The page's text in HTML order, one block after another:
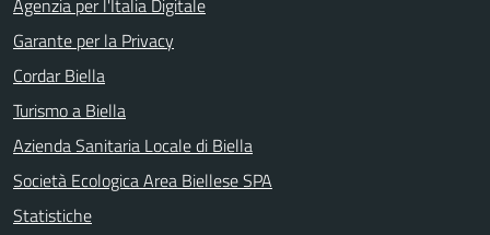
Garante per la Privacy
Cordar Biella
Turismo a Biella
Azienda Sanitaria Locale di Biella
Società Ecologica Area Biellese SPA
Statistiche